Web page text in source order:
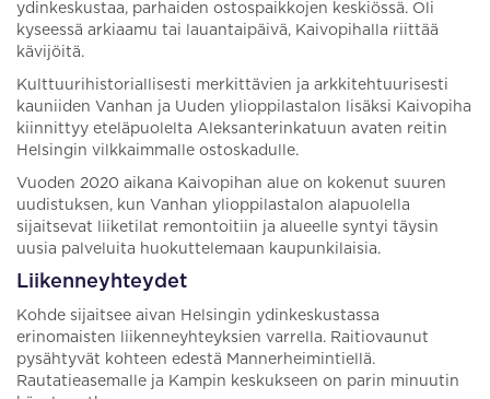
ydinkeskustaa, parhaiden ostospaikkojen keskiössä. Oli
kyseessä arkiaamu tai lauantaipäivä, Kaivopihalla riittää
kävijöitä.
Kulttuurihistoriallisesti merkittävien ja arkkitehtuurisesti
kauniiden Vanhan ja Uuden ylioppilastalon lisäksi Kaivopiha
kiinnittyy eteläpuolelta Aleksanterinkatuun avaten reitin
Helsingin vilkkaimmalle ostoskadulle.
Vuoden 2020 aikana Kaivopihan alue on kokenut suuren
uudistuksen, kun Vanhan ylioppilastalon alapuolella
sijaitsevat liiketilat remontoitiin ja alueelle syntyi täysin
uusia palveluita huokuttelemaan kaupunkilaisia.
Liikenneyhteydet
Kohde sijaitsee aivan Helsingin ydinkeskustassa
erinomaisten liikenneyhteyksien varrella. Raitiovaunut
pysähtyvät kohteen edestä Mannerheimintiellä.
Rautatieasemalle ja Kampin keskukseen on parin minuutin